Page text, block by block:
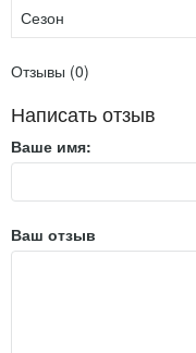
Сезон
Отзывы (0)
Написать отзыв
Ваше имя:
Ваш отзыв